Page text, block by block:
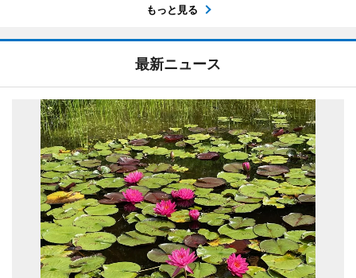
もっと見る
最新ニュース